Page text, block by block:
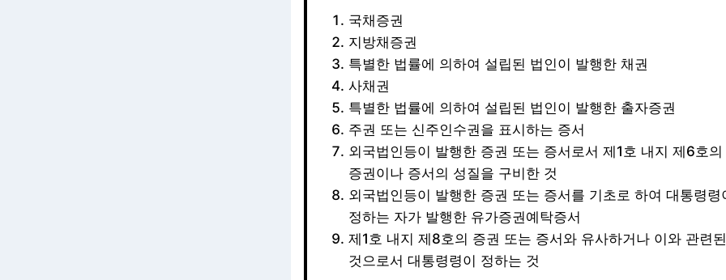
국채증권
지방채증권
특별한 법률에 의하여 설립된 법인이 발행한 채권
사채권
특별한 법률에 의하여 설립된 법인이 발행한 출자증권
주권 또는 신주인수권을 표시하는 증서
외국법인등이 발행한 증권 또는 증서로서 제1호 내지 제6호의
증권이나 증서의 성질을 구비한 것
외국법인등이 발행한 증권 또는 증서를 기초로 하여 대통령령
정하는 자가 발행한 유가증권예탁증서
제1호 내지 제8호의 증권 또는 증서와 유사하거나 이와 관련된
것으로서 대통령령이 정하는 것